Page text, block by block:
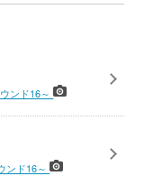
ンド16～
ンド16～